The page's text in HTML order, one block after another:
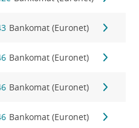
Bankomat (Euronet)
Bankomat (Euronet)
Bankomat (Euronet)
Bankomat (Euronet)